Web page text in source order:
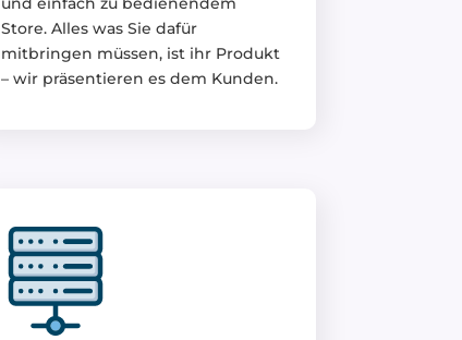
Store. Alles was Sie dafür
mitbringen müssen, ist ihr Produkt
– wir präsentieren es dem Kunden.